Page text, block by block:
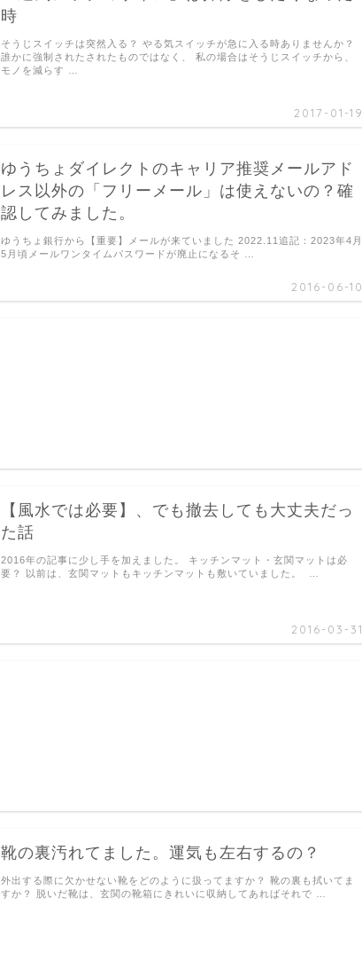
時
2017-01-19
そうじスイッチは突然入る？ やる気スイッチが急に入る時ありませんか？
誰かに強制されたされたものではなく、 私の場合はそうじスイッチから、
モノを減らす …
ゆうちょダイレクトのキャリア推奨メールアド
レス以外の「フリーメール」は使えないの？確
認してみました。
2016-06-10
ゆうちょ銀行から【重要】メールが来ていました 2022.11追記：2023年4月
5月頃メールワンタイムパスワードが廃止になるそ …
【風水では必要】、でも撤去しても大丈夫だっ
た話
2016-03-31
2016年の記事に少し手を加えました。 キッチンマット・玄関マットは必
要？ 以前は、玄関マットもキッチンマットも敷いていました。 …
靴の裏汚れてました。運気も左右するの？
外出する際に欠かせない靴をどのように扱ってますか？ 靴の裏も拭いてま
すか？ 脱いだ靴は、玄関の靴箱にきれいに収納してあればそれで …